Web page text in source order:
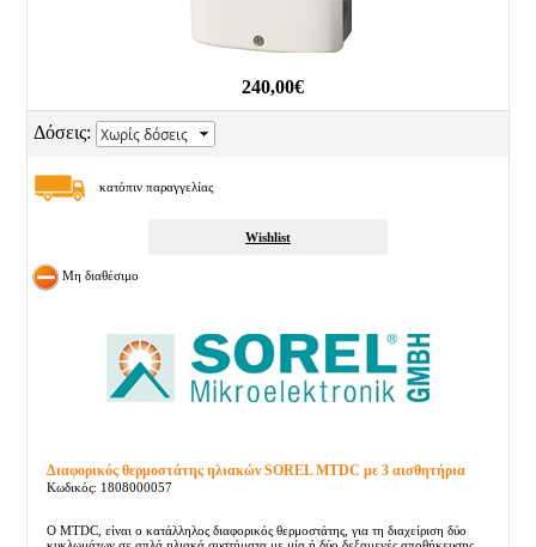
240,00€
Δόσεις:
κατόπιν παραγγελίας
Wishlist
Μη διαθέσιμο
Διαφορικός θερμοστάτης ηλιακών SOREL MTDC με 3 αισθητήρια
Κωδικός: 1808000057
O MTDC, είναι ο κατάλληλος διαφορικός θερμοστάτης, για τη διαχείριση δύο